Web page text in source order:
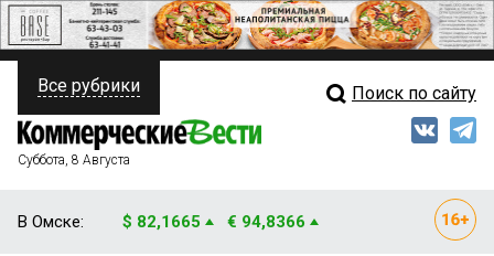
ПОЛИТИКА
ФИНАНСЫ
Свежий выпуск
Все рубрики Поиск по сайту
Суббота, 8 Августа
В Омске: $ 82,1665 € 94,8366